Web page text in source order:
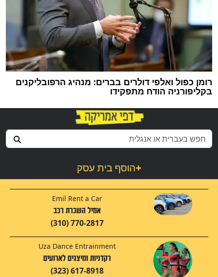
רומן כפול ואלפי דולרים בברים: מנהיג הרפובליקנים
בקליפורניה הודח מתפקידו
הוסף בית עסק+
Emil Rent a Car
אמיל השכרת רכב
(310) 770-2817
Uza Dance Entrainment
רקדניות ומיצגים לארועים
(323) 617-8918